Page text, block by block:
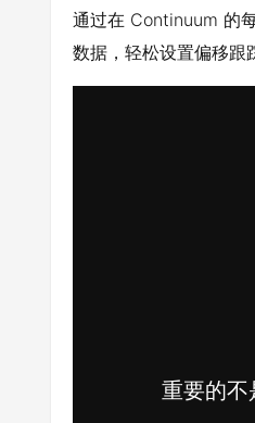
通过在 Continuum 的
数据，轻松设置偏移跟